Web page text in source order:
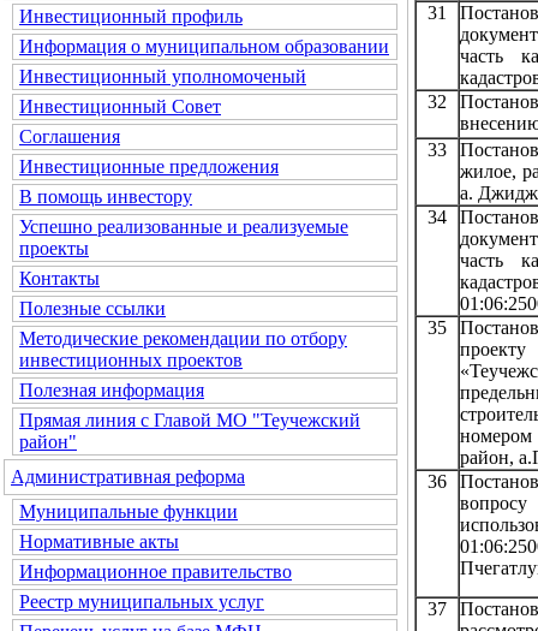
Инвестиционный профиль
Информация о муниципальном образовании
Инвестиционный уполномоченый
Инвестиционный Совет
Соглашения
Инвестиционные предложения
В помощь инвестору
Успешно реализованные и реализуемые
проекты
Контакты
Полезные ссылки
Методические рекомендации по отбору
инвестиционных проектов
Полезная информация
Прямая линия с Главой МО "Теучежский
район"
Административная реформа
Муниципальные функции
Нормативные акты
Информационное правительство
Реестр муниципальных услуг
31
часть
32
33
жилое,
а.
34
часть
35
номером
район,
36
37